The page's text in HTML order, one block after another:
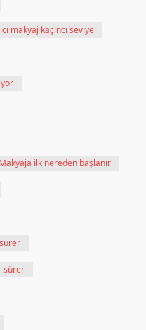
makyaj kaçıncı seviye
Makyaja ilk nereden başlanır
sürer